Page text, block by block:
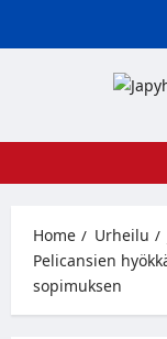
Home Urheilu
Pelicansien
sopimuksen